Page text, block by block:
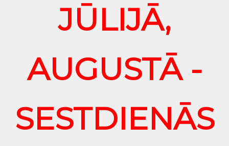
JŪLIJĀ,
AUGUSTĀ -
SESTDIENĀS